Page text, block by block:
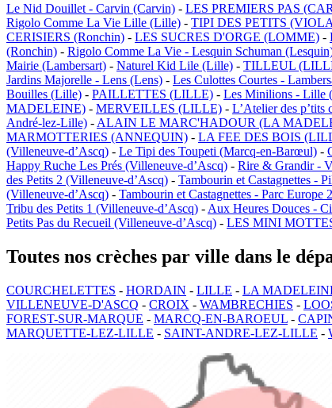
Le Nid Douillet - Carvin (Carvin) - LES PREMIERS PAS
Rigolo Comme La Vie Lille (Lille) - TIPI DES PETITS
CERISIERS (Ronchin) - LES SUCRES D'ORGE (LOMME) -
(Ronchin) - Rigolo Comme La Vie - Lesquin Schuman
Mairie (Lambersart) - Naturel Kid Lile (Lille) - TILLEUL
Jardins Majorelle - Lens (Lens) - Les Culottes Courtes -
Bouilles (Lille) - PAILLETTES (LILLE) - Les Minilions - Lille
MADELEINE) - MERVEILLES (LILLE) - L’Atelier des
André-lez-Lille) - ALAIN LE MARC'HADOUR (LA
MARMOTTERIES (ANNEQUIN) - LA FEE DES BOIS
(Villeneuve-d’Ascq) - Le Tipi des Toupeti (Marcq-en-Barœul) -
Happy Ruche Les Prés (Villeneuve-d’Ascq) - Rire & Grandir -
des Petits 2 (Villeneuve-d’Ascq) - Tambourin et Castagnettes -
(Villeneuve-d’Ascq) - Tambourin et Castagnettes - Parc
Tribu des Petits 1 (Villeneuve-d’Ascq) - Aux Heures Douces -
Petits Pas du Recueil (Villeneuve-d’Ascq) - LES MINI
Toutes nos crèches par ville dans le
COURCHELETTES - HORDAIN - LILLE - LA
VILLENEUVE-D'ASCQ - CROIX - WAMBRECHIES -
FOREST-SUR-MARQUE - MARCQ-EN-BAROEUL -
MARQUETTE-LEZ-LILLE - SAINT-ANDRE-LEZ-LILLE -